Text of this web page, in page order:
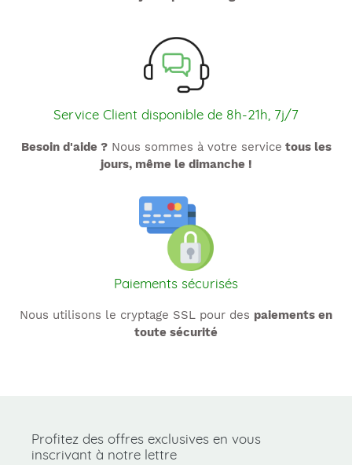
Service Client disponible de 8h-21h, 7j/7
Besoin d'aide ?Nous sommes à votre service tous les
jours, même le dimanche !
Paiements sécurisés
Nous utilisons le cryptage SSL pour des paiements en
toute sécurité
Profitez des offres exclusives en vous
inscrivant à notre lettre